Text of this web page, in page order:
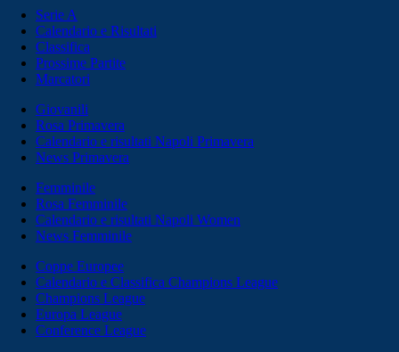
Serie A
Calendario e Risultati
Classifica
Prossime Partite
Marcatori
Giovanili
Rosa Primavera
Calendario e risultati Napoli Primavera
News Primavera
Femminile
Rosa Femminile
Calendario e risultati Napoli Women
News Femminile
Coppe Europee
Calendario e Classifica Champions League
Champions League
Europa League
Conference League